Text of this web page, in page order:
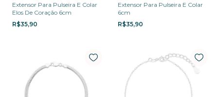
Extensor Para Pulseira E Colar
Elos De Coração 6cm
R$35,90
Extensor Para Pulseira E Colar
6cm
R$35,90